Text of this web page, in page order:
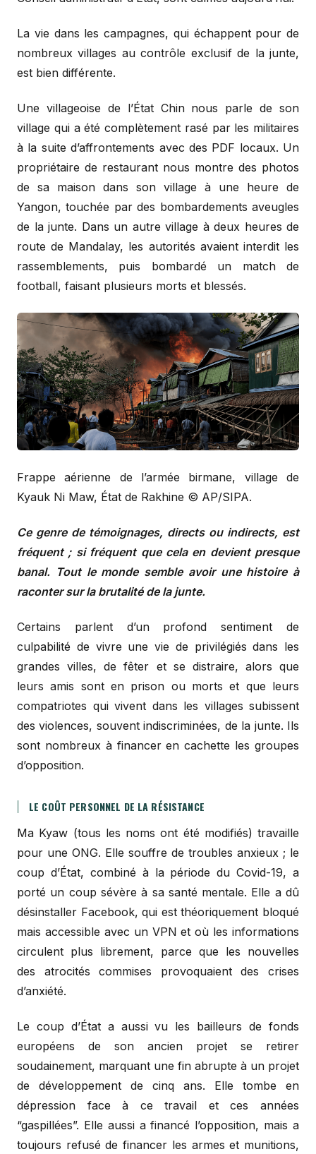
La vie dans les campagnes, qui échappent pour de
nombreux villages au contrôle exclusif de la junte,
est bien différente.
Une villageoise de l’État Chin nous parle de son
village qui a été complètement rasé par les militaires
à la suite d’affrontements avec des PDF locaux. Un
propriétaire de restaurant nous montre des photos
de sa maison dans son village à une heure de
Yangon, touchée par des bombardements aveugles
de la junte. Dans un autre village à deux heures de
route de Mandalay, les autorités avaient interdit les
rassemblements, puis bombardé un match de
football, faisant plusieurs morts et blessés.
Frappe aérienne de l’armée birmane, village de
Kyauk Ni Maw, État de Rakhine © AP/SIPA.
Ce genre de témoignages, directs ou indirects, est
fréquent ; si fréquent que cela en devient presque
banal. Tout le monde semble avoir une histoire à
raconter sur la brutalité de la junte.
Certains parlent d’un profond sentiment de
culpabilité de vivre une vie de privilégiés dans les
grandes villes, de fêter et se distraire, alors que
leurs amis sont en prison ou morts et que leurs
compatriotes qui vivent dans les villages subissent
des violences, souvent indiscriminées, de la junte. Ils
sont nombreux à financer en cachette les groupes
d’opposition.
LE COÛT PERSONNEL DE LA RÉSISTANCE
Ma Kyaw (tous les noms ont été modifiés) travaille
pour une ONG. Elle souffre de troubles anxieux ; le
coup d’État, combiné à la période du Covid-19, a
porté un coup sévère à sa santé mentale. Elle a dû
désinstaller Facebook, qui est théoriquement bloqué
mais accessible avec un VPN et où les informations
circulent plus librement, parce que les nouvelles
des atrocités commises provoquaient des crises
d’anxiété.
Le coup d’État a aussi vu les bailleurs de fonds
européens de son ancien projet se retirer
soudainement, marquant une fin abrupte à un projet
de développement de cinq ans. Elle tombe en
dépression face à ce travail et ces années
“gaspillées”. Elle aussi a financé l’opposition, mais a
toujours refusé de financer les armes et munitions,